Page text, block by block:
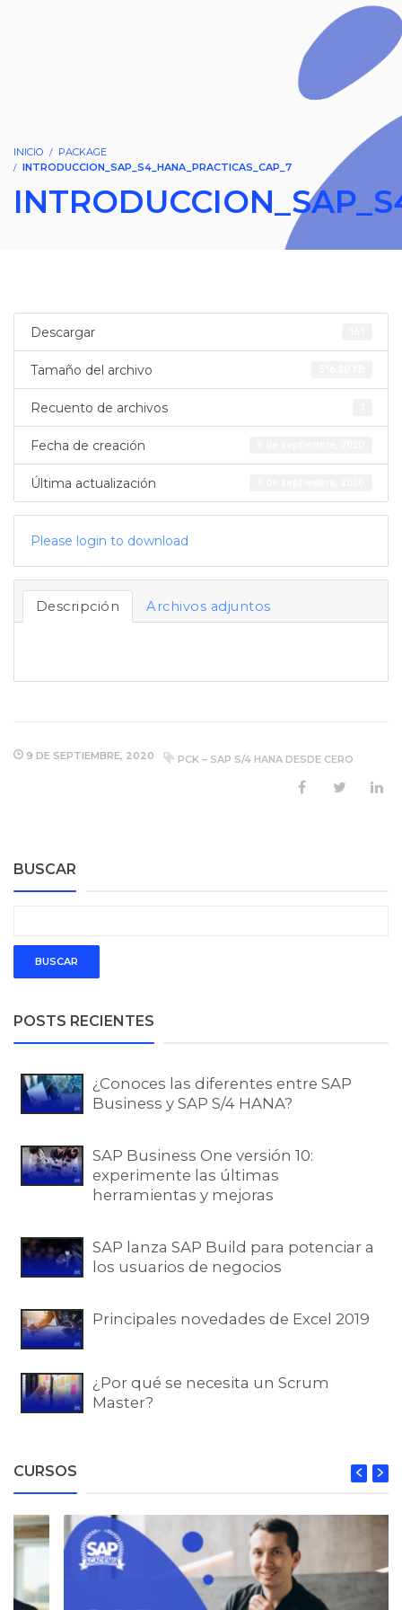
INICIO
PACKAGE
INTRODUCCION_SAP_S4_HANA_PRACTICAS_CAP_7
Descargar
Tamaño del archivo
Recuento de archivos
Fecha de creación
Última actualización
Please login to download
Descripción Archivos adjuntos
9 DE SEPTIEMBRE, 2020 PCK – SAP S/4 HANA DESDE CERO
BUSCAR
POSTS RECIENTES
¿Conoces las diferentes entre SAP
Business y SAP S/4 HANA?
SAP Business One versión 10:
experimente las últimas
herramientas y mejoras
SAP lanza SAP Build para potenciar a
los usuarios de negocios
Principales novedades de Excel 2019
¿Por qué se necesita un Scrum
Master?
CURSOS